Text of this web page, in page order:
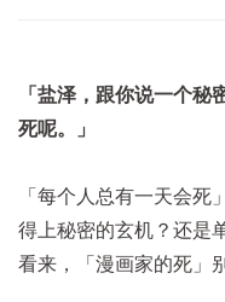
「盐泽，跟你说一个
死呢。」
「每个人总有一天会
得上秘密的玄机？还是
看来，「漫画家的死」